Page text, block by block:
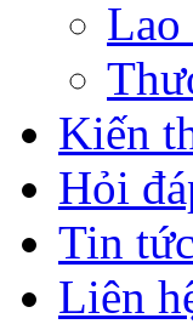
Lao
Kiến
Hỏi
Tin tức
Liên